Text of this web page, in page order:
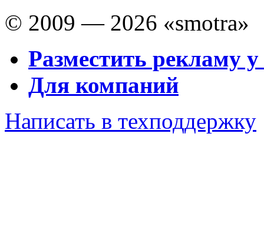
© 2009 — 2026 «smotra»
Разместить рекламу у
Для компаний
Написать в техподдержку